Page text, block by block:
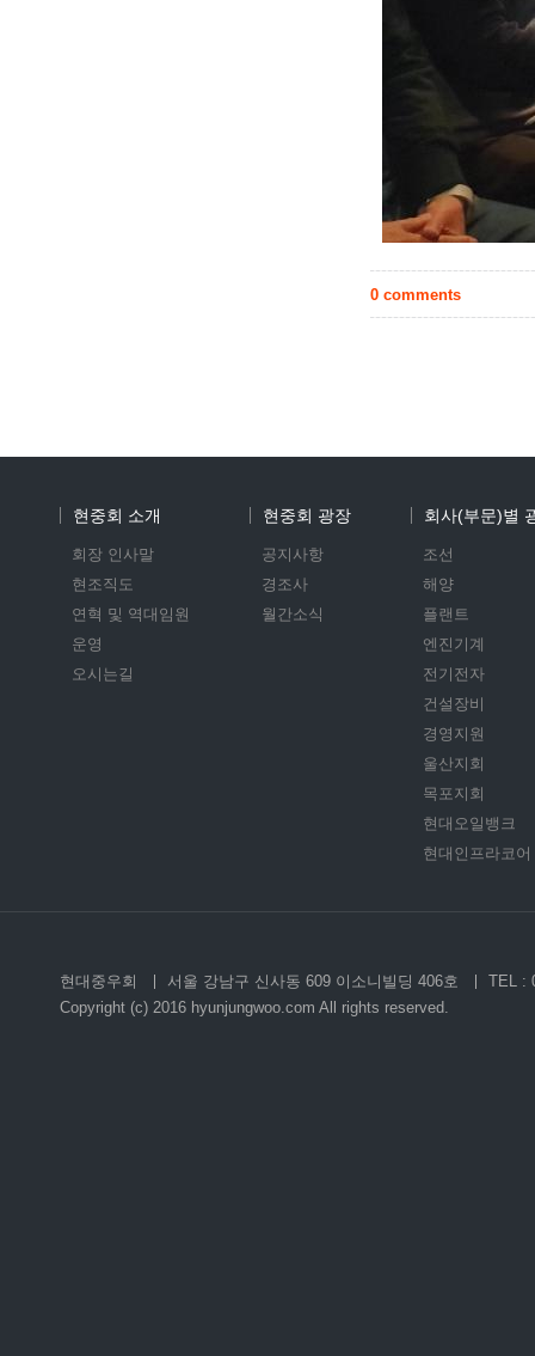
0 comments
현중회 소개
회장 인사말
현조직도
연혁 및 역대임원
운영
오시는길
현중회 광장
공지사항
경조사
월간소식
회사(부문)별
조선
해양
플랜트
엔진기계
전기전자
건설장비
경영지원
울산지회
목포지회
현대오일뱅크
현대인프라코어
현대중우회 서울 강남구 신사동 609 이소니빌딩 406호
TEL :
Copyright (c) 2016 hyunjungwoo.com All rights reserved.